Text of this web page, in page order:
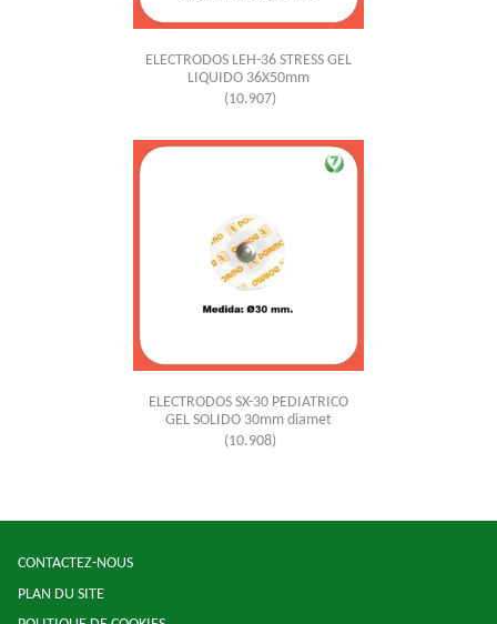
ELECTRODOS LEH-36 STRESS GEL
LIQUIDO 36X50mm
(10.907)
ELECTRODOS SX-30 PEDIATRICO
GEL SOLIDO 30mm diamet
(10.908)
CONTACTEZ-NOUS
PLAN DU SITE